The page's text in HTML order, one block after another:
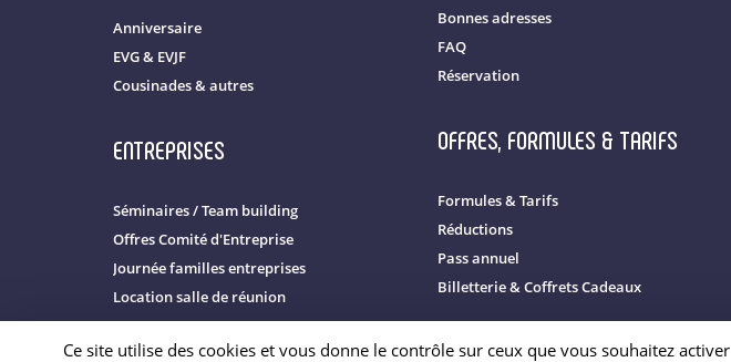
Anniversaire
EVG & EVJF
Cousinades & autres
ENTREPRISES
Séminaires / Team building
Offres Comité d'Entreprise
Journée familles entreprises
Location salle de réunion
Bonnes adresses
FAQ
Réservation
OFFRES, FORMULES & TARIFS
Formules & Tarifs
Réductions
Pass annuel
Billetterie & Coffrets Cadeaux
Ce site utilise des cookies et vous donne le contrôle sur ceux que vous souhaitez activer